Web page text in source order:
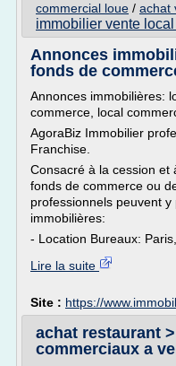
commercial loue / achat
immobilier vente local
Annonces
fonds de
Annonces immobilières:
commerce, local
AgoraBiz Immobilier
Franchise.
Consacré à la cession et
fonds de commerce ou
professionnels peuvent
immobilières:
- Location Bureaux:
Lire la suite
Site : https://
achat restaurant
commerciaux a